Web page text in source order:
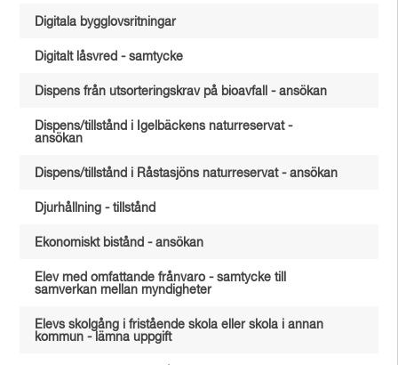
Digitala bygglovsritningar
Digitalt låsvred - samtycke
Dispens från utsorteringskrav på bioavfall - ansökan
Dispens/tillstånd i Igelbäckens naturreservat -
ansökan
Dispens/tillstånd i Råstasjöns naturreservat - ansökan
Djurhållning - tillstånd
Ekonomiskt bistånd - ansökan
Elev med omfattande frånvaro - samtycke till
samverkan mellan myndigheter
Elevs skolgång i fristående skola eller skola i annan
kommun - lämna uppgift